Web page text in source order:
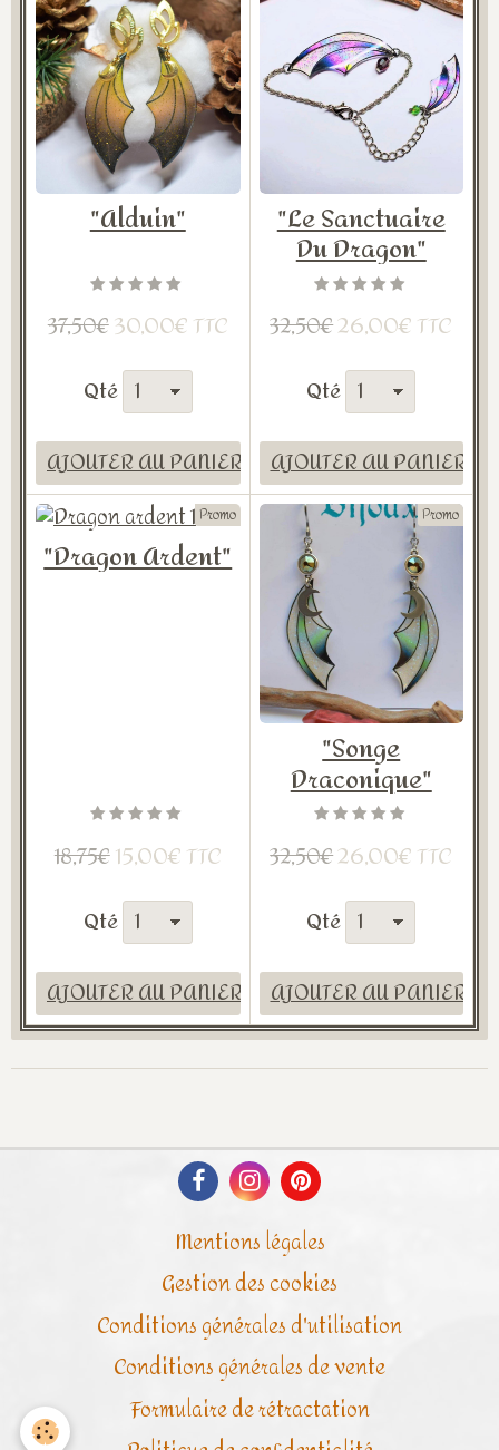
"Alduin"
37,50€30,00€ TTC
Qté
AJOUTER AU PANIER
"Le Sanctuaire
Du Dragon"
32,50€26,00€ TTC
Qté
AJOUTER AU PANIER
Promo
"Dragon Ardent"
18,75€15,00€ TTC
Qté
AJOUTER AU PANIER
Promo
"Songe
Draconique"
32,50€26,00€ TTC
Qté
AJOUTER AU PANIER
Mentions légales
Gestion des cookies
Conditions générales d'utilisation
Conditions générales de vente
Formulaire de rétractation